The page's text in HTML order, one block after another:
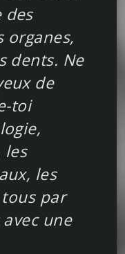
des
organes,
dents. Ne
de
toi
les
les
par
une